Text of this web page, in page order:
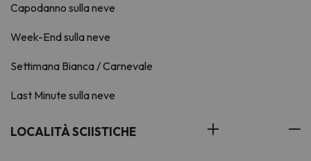
Capodanno sulla neve
Week-End sulla neve
Settimana Bianca / Carnevale
Last Minute sulla neve
LOCALITÀ SCIISTICHE